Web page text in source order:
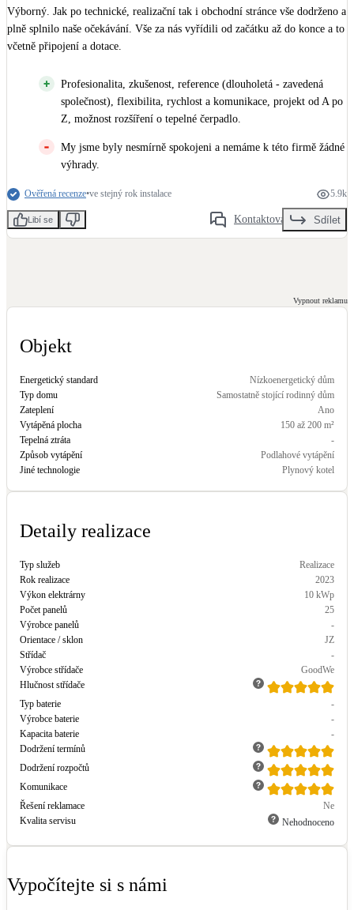
Větrání s rekuperací
Teplovzdušné vytápění
Okna / dveře
Balkonové sestavy
Kamna / krby
Doplňkové zdroje vytápění
Objekt
Energetický standard
Nízkoenergetický dům
Typ domu
Samostatně stojící rodinný dům
Zateplení
Ano
Vytápěná plocha
150 až 200 m²
Tepelná ztráta
-
Způsob vytápění
Podlahové vytápění
Jiné technologie
Plynový kotel
Detaily realizace
Typ služeb
Realizace
Rok realizace
2023
Výkon elektrárny
10 kWp
Počet panelů
25
Výrobce panelů
-
Orientace / sklon
JZ
Střídač
-
Výrobce střídače
GoodWe
Hlučnost střídače
Typ baterie
-
Výrobce baterie
-
Kapacita baterie
-
Dodržení termínů
Dodržení rozpočtů
Komunikace
Řešení reklamace
Ne
Kvalita servisu
Nehodnoceno
Výborný. Jak po technické, realizační tak i obchodní stránce vše dodrženo a
plně splnilo naše očekávání. Vše za nás vyřídili od začátku až do konce a to
včetně připojení a dotace.
Profesionalita, zkušenost, reference (dlouholetá - zavedená
společnost), flexibilita, rychlost a komunikace, projekt od A po
Z, možnost rozšíření o tepelné čerpadlo.
My jsme byly nesmírně spokojeni a nemáme k této firmě žádné
výhrady.
Ověřená recenze•ve stejný rok instalace 5.9k
Libí se Kontaktovat Sdílet
Vypnout reklamu
Vypočítejte si s námi